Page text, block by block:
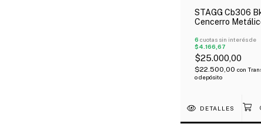
STAGG Cb306
Cencerro
6 cuotas sin interés de
$4.166,67
$25.000,00
$22.500,00 con
o depósito
DETALLES